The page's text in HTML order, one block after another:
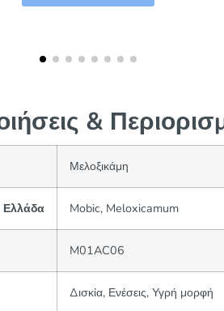
&
Μελοξικάμη
Ελλάδα Mobic, Meloxicamum
M01AC06
Δισκία, Ενέσεις, Υγρή μορφή